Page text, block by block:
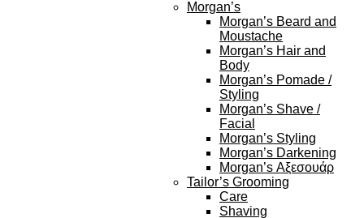
Morgan’s
Morgan’s Beard and
Moustache
Morgan’s Hair and
Body
Morgan’s Pomade /
Styling
Morgan’s Shave /
Facial
Morgan’s Styling
Morgan’s Darkening
Morgan’s Αξεσουάρ
Tailor’s Grooming
Care
Shaving